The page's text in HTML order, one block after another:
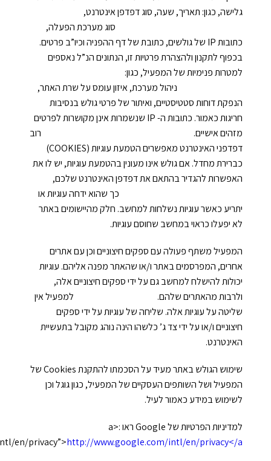
גלישה, כגון: תאריך, שעה, סוג דפדפן אינטרנט,
סוג מערכת הפעלה,
כתובות IP של גולשים, כתובת של דף ההפניה וכיו”ב פרטים.
בכפוף לתקנון ולהצהרת פרטיות זו, הנתונים הנ”ל נאספים
למטרות פנימיות של המפעיל, כגון:
ניהול מערכת, איזון עומס על שרת האתר,
הנפקת דוחות סטטיסטיים, ואיתור של פרטי גולש בנסיבות
חריגות כאמור. כתובות ה- IP שנשמרות אינן מקושרות לפרטים
מזהים אישיים. רוב
דפדפני האינטרנט מאפשרים הטמעת עוגיות (COOKIES)
כברירת מחדל. אם גולש אינו מעונין בהטמעת עוגיות, יש לו את
האפשרות להגדיר בהתאם את דפדפן האינטרנט שלכם,
כך שהוא ידחה עוגיות או
יתריע כאשר עוגיות נשלחות למחשב. חלק מהיישומים באתר
לא יפעלו כראוי במחשב שחוסם עוגיות.
המפעיל משתף פעולה עם ספקים חיצוניים וכן עם אתרים
אחרים, המפרסמים באתר ו/או שהאתר מפנה אליהם. עוגיות
יכולות להישלח למחשב גם על ידי ספקים חיצוניים אלה,
ולרבות מהאתרים שלהם. למפעיל אין
שליטה על עוגיות אלה. שליחה של עוגיות על ידי ספקים
חיצוניים ו/או על ידי צד ג’ כלשהו הינה נוהג מקובל בתעשיית
האינטרנט.
שימוש הגולש באתר מעיד על הסכמתו להתקנת Cookies של
המפעיל ושל השותפים העסקיים של המפעיל, כגון גוגל וכן
לשימוש במידע כאמור לעיל.
למדיניות הפרטיות של Google ראו :<a
en/privacy”>http://www.google.com/intl/en/privacy</a